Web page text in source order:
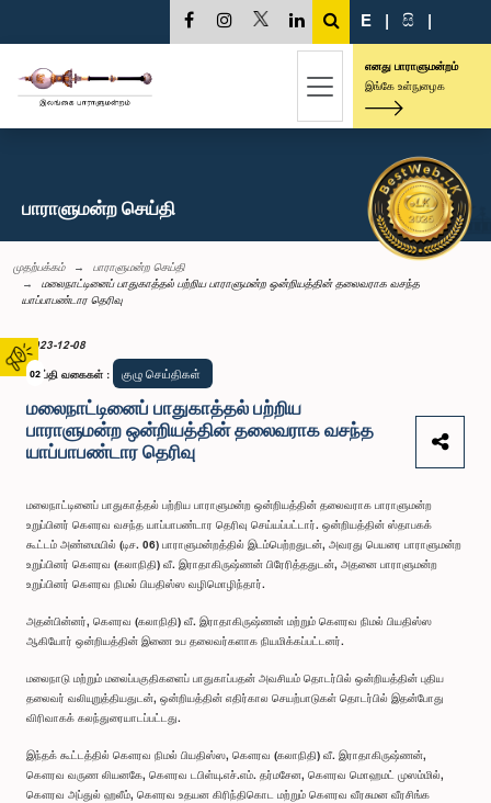
02
E | සි |
எனது பாராளுமன்றம்
இங்கே உள்நுழைக
பாராளுமன்ற செய்தி
முதற்பக்கம்
பாராளுமன்ற செய்தி
மலைநாட்டினைப் பாதுகாத்தல் பற்றிய பாராளுமன்ற ஒன்றியத்தின் தலைவராக வசந்த
யாப்பாபண்டார தெரிவு
2023-12-08
செய்தி வகைகள் : குழு செய்திகள்
மலைநாட்டினைப் பாதுகாத்தல் பற்றிய
பாராளுமன்ற ஒன்றியத்தின் தலைவராக வசந்த
யாப்பாபண்டார தெரிவு
மலைநாட்டினைப் பாதுகாத்தல் பற்றிய பாராளுமன்ற ஒன்றியத்தின் தலைவராக பாராளுமன்ற
உறுப்பினர் கௌரவ வசந்த யாப்பாபண்டார தெரிவு செய்யப்பட்டார். ஒன்றியத்தின் ஸ்தாபகக்
கூட்டம் அண்மையில் (டிச. 06) பாராளுமன்றத்தில் இடம்பெற்றதுடன், அவரது பெயரை பாராளுமன்ற
உறுப்பினர் கௌரவ (கலாநிதி) வீ. இராதாகிருஷ்ணன் பிரேரித்ததுடன், அதனை பாராளுமன்ற
உறுப்பினர் கௌரவ நிமல் பியதிஸ்ஸ வழிமொழிந்தார்.
அதன்பின்னர், கௌரவ (கலாநிதி) வீ. இராதாகிருஷ்ணன் மற்றும் கௌரவ நிமல் பியதிஸ்ஸ
ஆகியோர் ஒன்றியத்தின் இணை உப தலைவர்களாக நியமிக்கப்பட்டனர்.
மலைநாடு மற்றும் மலைப்பகுதிகளைப் பாதுகாப்பதன் அவசியம் தொடர்பில் ஒன்றியத்தின் புதிய
தலைவர் வலியுறுத்தியதுடன், ஒன்றியத்தின் எதிர்கால செயற்பாடுகள் தொடர்பில் இதன்போது
விரிவாகக் கலந்துரையாடப்பட்டது.
இந்தக் கூட்டத்தில் கௌரவ நிமல் பியதிஸ்ஸ, கௌரவ (கலாநிதி) வீ. இராதாகிருஷ்ணன்,
கௌரவ வருண லியனகே, கௌரவ டபிள்யு.எச்.எம். தர்மசேன, கௌரவ மொஹமட் முஸம்மில்,
கௌரவ அப்துல் ஹலீம், கௌரவ உதயன கிரிந்திகொட மற்றும் கௌரவ வீரசுமன வீரசிங்க